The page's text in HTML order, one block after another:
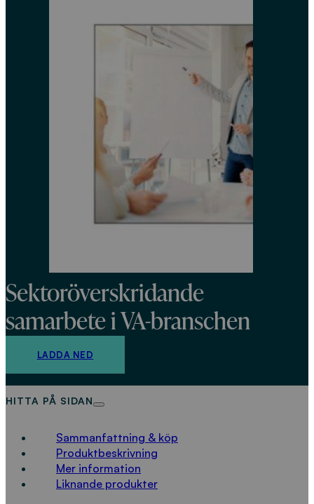
Sektoröverskridande
samarbete i VA-branschen
LADDA NED
HITTA PÅ SIDAN
Sammanfattning & köp
Produktbeskrivning
Mer information
Liknande produkter